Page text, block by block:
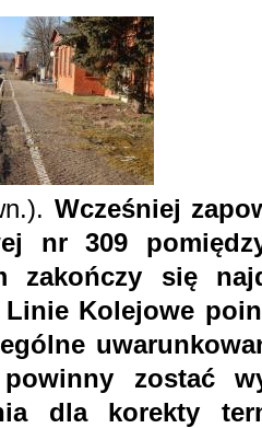
Wcześniej
nr 309
zakończy się
Kolejowe
zostać
dla korekty